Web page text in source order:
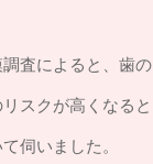
査によると、歯の
スクが高くなると
伺いました。